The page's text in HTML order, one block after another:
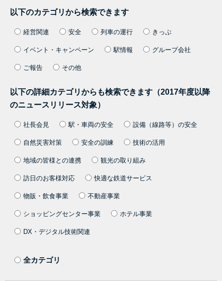
以下のカテゴリから検索できます
経営関連 安全 列車の運行 きっぷ
イベント・キャンペーン 駅情報 グループ会社
ご報告 その他
以下の詳細カテゴリからも検索できます（2017年度以降
のニュースリリース対象）
社長会見 駅・車両の安全 設備（線路等）の安全
自然災害対策 安全の訓練 技術の活用
地域の皆様との連携 観光の取り組み
訪日のお客様対応 快適な鉄道サービス
物販・飲食事業 不動産事業
ショッピングセンター事業 ホテル事業
DX・デジタル技術関連
全カテゴリ